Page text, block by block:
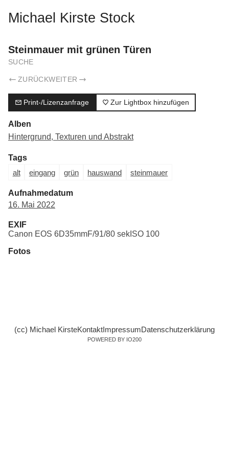
Michael Kirste Stock
Steinmauer mit grünen Türen
SUCHE
ZURÜCKWEITER
Print-/Lizenzanfrage Zur Lightbox hinzufügen
Alben
Hintergrund, Texturen und Abstrakt
Tags
alt
eingang grün hauswand steinmauer
Aufnahmedatum
16. Mai 2022
EXIF
Canon EOS 6D35mmF/91/80 sek ISO 100
Fotos
(cc) Michael KirsteKontaktImpressumDatenschutzerklärung
POWERED BY IO200